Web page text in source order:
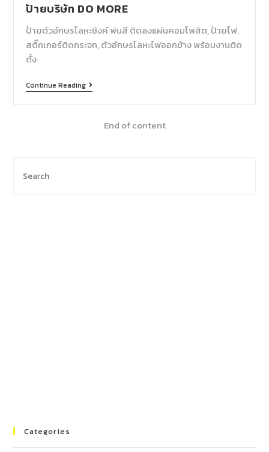
ป้ายบริษัท DO MORE
ป้ายตัวอักษรโลหะซิงค์ พ่นสี ติดลงแผ่นคอมโพสิต, ป้ายไฟ,
สติ๊กเกอร์ติดกระจก, ตัวอักษรโลหะไฟออกข้าง พร้อมงานติด
ตั้ง
Continue Reading
End of content
Categories